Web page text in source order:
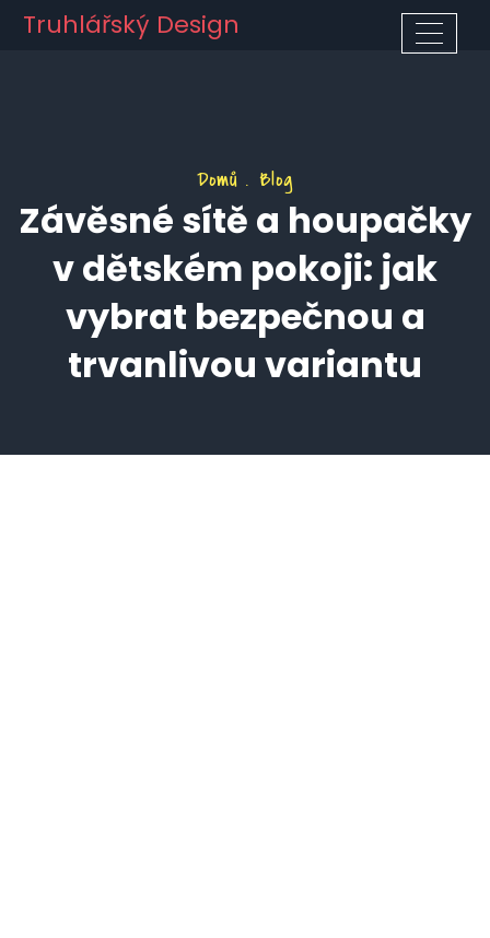
Truhlářský Design
Domů Blog
Závěsné sítě a houpačky
v dětském pokoji: jak
vybrat bezpečnou a
trvanlivou variantu